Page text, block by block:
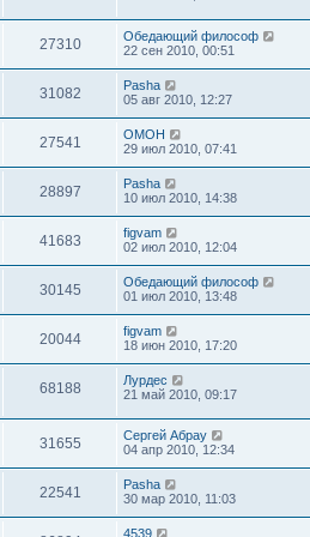
27310
Обедающий философ
22 сен 2010, 00:51
31082
Pasha
05 авг 2010, 12:27
27541
OMOH
29 июл 2010, 07:41
28897
Pasha
10 июл 2010, 14:38
41683
figvam
02 июл 2010, 12:04
30145
Обедающий философ
01 июл 2010, 13:48
20044
figvam
18 июн 2010, 17:20
68188
Лурдес
21 май 2010, 09:17
31655
Сергей Абрау
04 апр 2010, 12:34
22541
Pasha
30 мар 2010, 11:03
4539